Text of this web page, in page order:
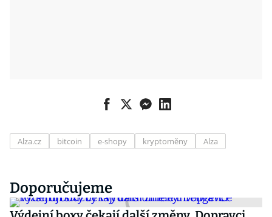
Alza.cz bitcoin e-shopy kryptoměny Alza
Doporučujeme